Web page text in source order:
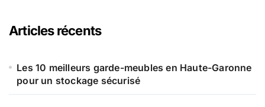
Articles récents
Les 10 meilleurs garde-meubles en Haute-Garonne
pour un stockage sécurisé